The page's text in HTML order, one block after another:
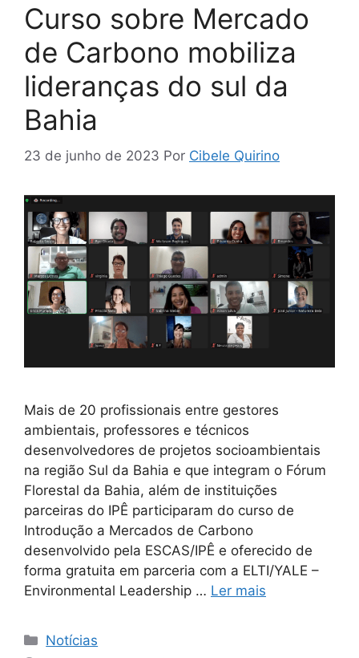
Curso sobre Mercado
de Carbono mobiliza
lideranças do sul da
Bahia
23 de junho de 2023 Por Cibele Quirino
Mais de 20 profissionais entre gestores
ambientais, professores e técnicos
desenvolvedores de projetos socioambientais
na região Sul da Bahia e que integram o Fórum
Florestal da Bahia, além de instituições
parceiras do IPÊ participaram do curso de
Introdução a Mercados de Carbono
desenvolvido pela ESCAS/IPÊ e oferecido de
forma gratuita em parceria com a ELTI/YALE –
Environmental Leadership … Ler mais
Notícias